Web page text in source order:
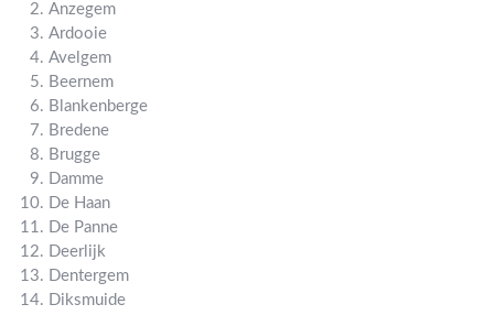
Anzegem
Ardooie
Avelgem
Beernem
Blankenberge
Bredene
Brugge
Damme
De Haan
De Panne
Deerlijk
Dentergem
Diksmuide